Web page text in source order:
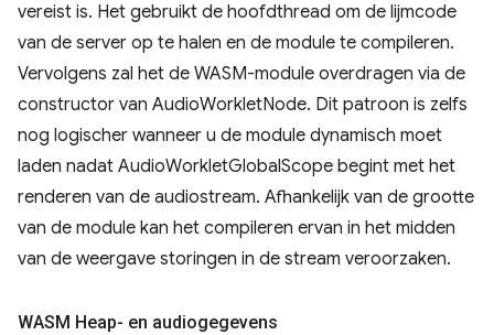
vereist is. Het gebruikt de hoofdthread om de lijmcode
van de server op te halen en de module te compileren.
Vervolgens zal het de WASM-module overdragen via de
constructor van AudioWorkletNode. Dit patroon is zelfs
nog logischer wanneer u de module dynamisch moet
laden nadat AudioWorkletGlobalScope begint met het
renderen van de audiostream. Afhankelijk van de grootte
van de module kan het compileren ervan in het midden
van de weergave storingen in de stream veroorzaken.
WASM Heap- en audiogegevens